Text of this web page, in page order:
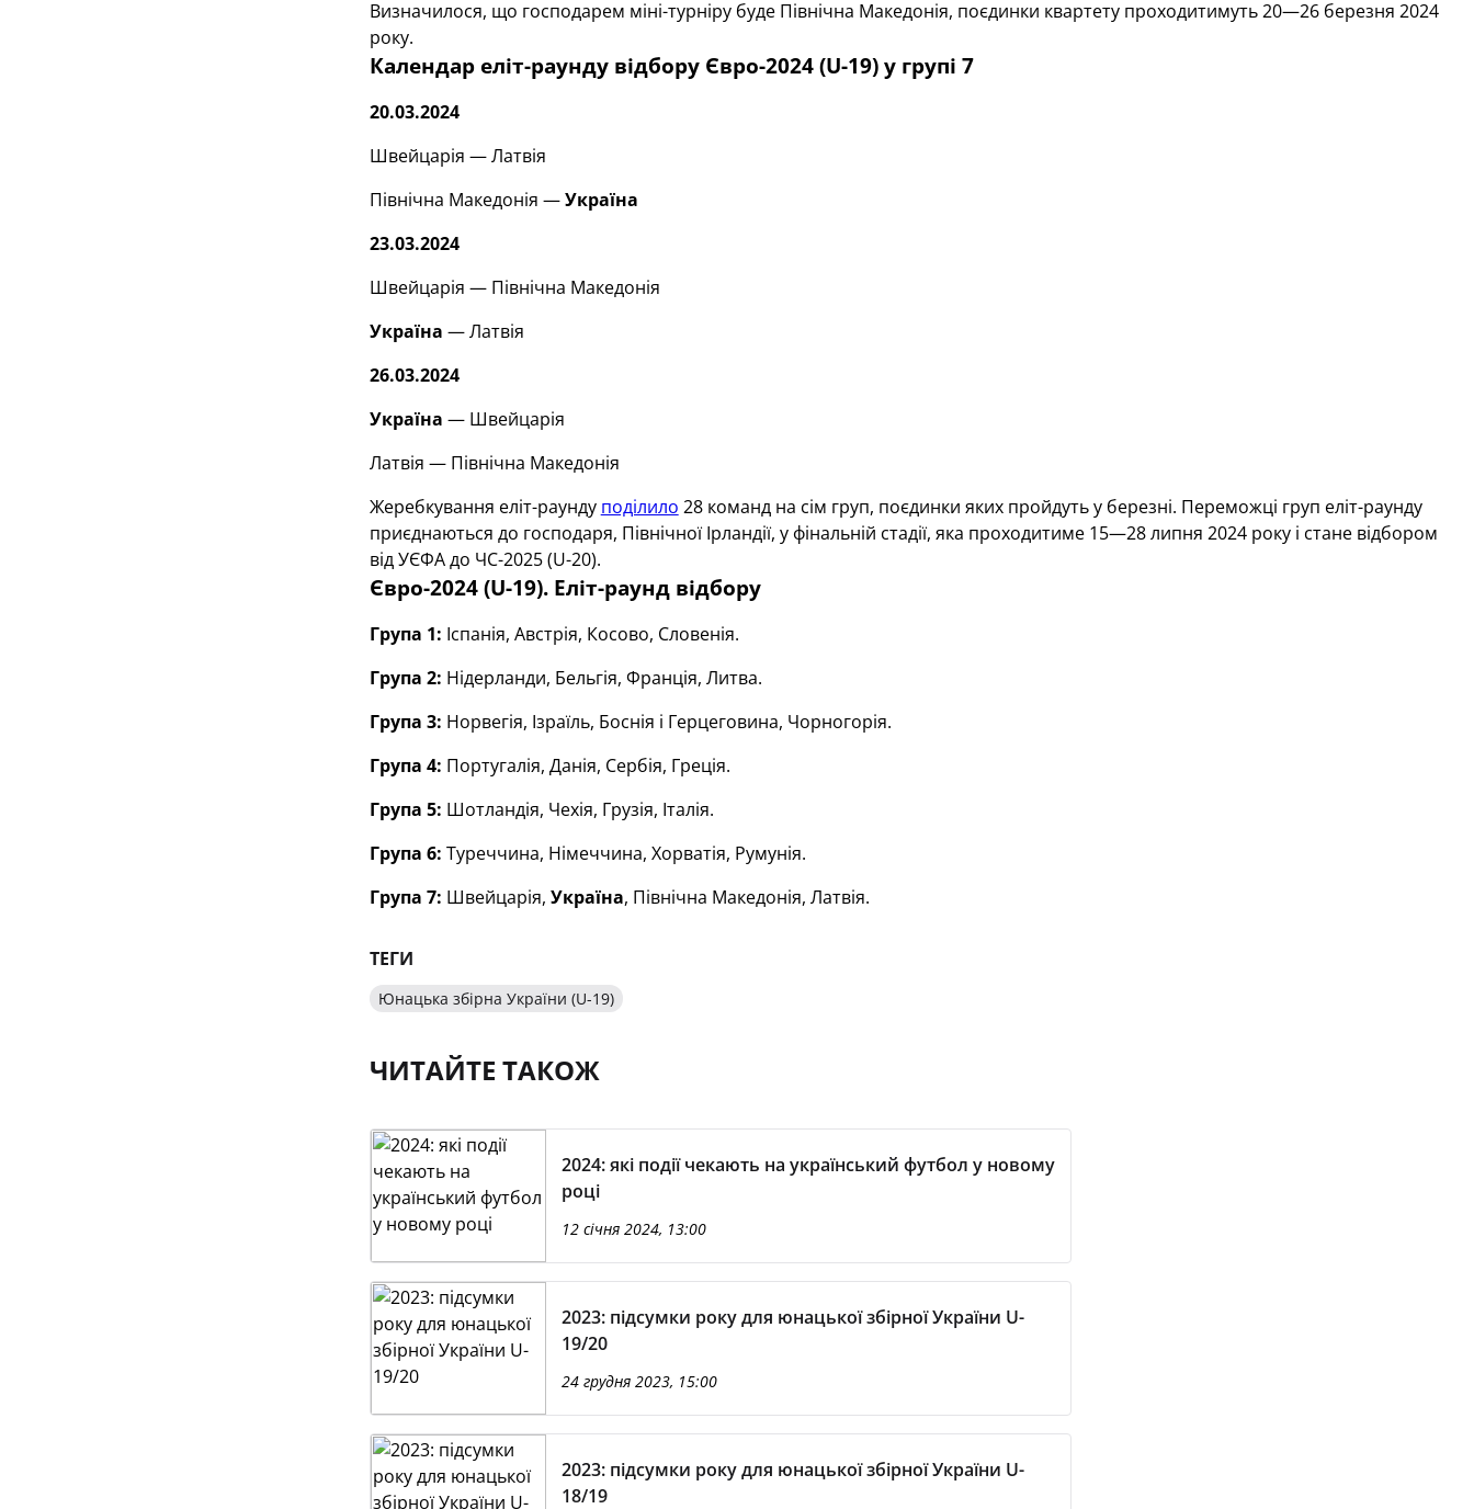
Визначилося, що господарем міні-турніру буде Північна Македонія, поєдинки квартету проходитимуть 20—26 березня 2024
року.
Календар еліт-раунду відбору Євро-2024 (U-19) у групі 7
20.03.2024
Швейцарія — Латвія
Північна Македонія —Україна
23.03.2024
Швейцарія — Північна Македонія
Україна — Латвія
26.03.2024
Україна — Швейцарія
Латвія — Північна Македонія
Жеребкування еліт-раунду поділило 28 команд на сім груп, поєдинки яких пройдуть у березні. Переможці груп еліт-раунду
приєднаються до господаря, Північної Ірландії, у фінальній стадії, яка проходитиме 15—28 липня 2024 року і стане відбором
від УЄФА до ЧС-2025 (U-20).
Євро-2024 (U-19). Еліт-раунд відбору
Група 1: Іспанія, Австрія, Косово, Словенія.
Група 2: Нідерланди, Бельгія, Франція, Литва.
Група 3: Норвегія, Ізраїль, Боснія і Герцеговина, Чорногорія.
Група 4: Португалія, Данія, Сербія, Греція.
Група 5: Шотландія, Чехія, Грузія, Італія.
Група 6: Туреччина, Німеччина, Хорватія, Румунія.
Група 7: Швейцарія, Україна, Північна Македонія, Латвія.
ТЕГИ
Юнацька збірна України (U-19)
ЧИТАЙТЕ ТАКОЖ
2024: які події чекають на український футбол у новому
році
12 січня 2024, 13:00
2023: підсумки року для юнацької збірної України U-
19/20
24 грудня 2023, 15:00
2023: підсумки року для юнацької збірної України U-
18/19